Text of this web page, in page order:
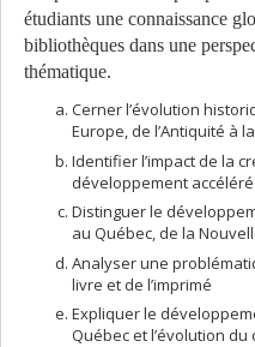
étudiants une connaissance
bibliothèques dans une
thématique.
Cerner l’évolution
Europe, de l’Antiquité à
Identifier l’impact de la
développement
Distinguer le
au Québec, de la
Analyser une
livre et de l’imprimé
Expliquer le
Québec et l’évolution